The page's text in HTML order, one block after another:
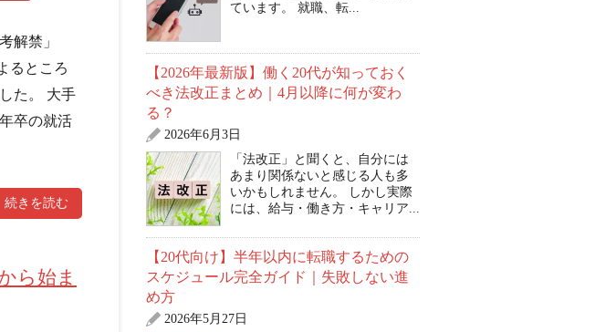
解禁」
るところ
た。 大手
卒の就活
続きを読む
ら始ま
ています。 就職、転...
【2026年最新版】働く20代が知っておく
べき法改正まとめ｜4月以降に何が変わ
る？
2026年6月3日
「法改正」と聞くと、自分には
あまり関係ないと感じる人も多
いかもしれません。 しかし実際
には、給与・働き方・キャリア...
【20代向け】半年以内に転職するための
スケジュール完全ガイド｜失敗しない進
め方
2026年5月27日